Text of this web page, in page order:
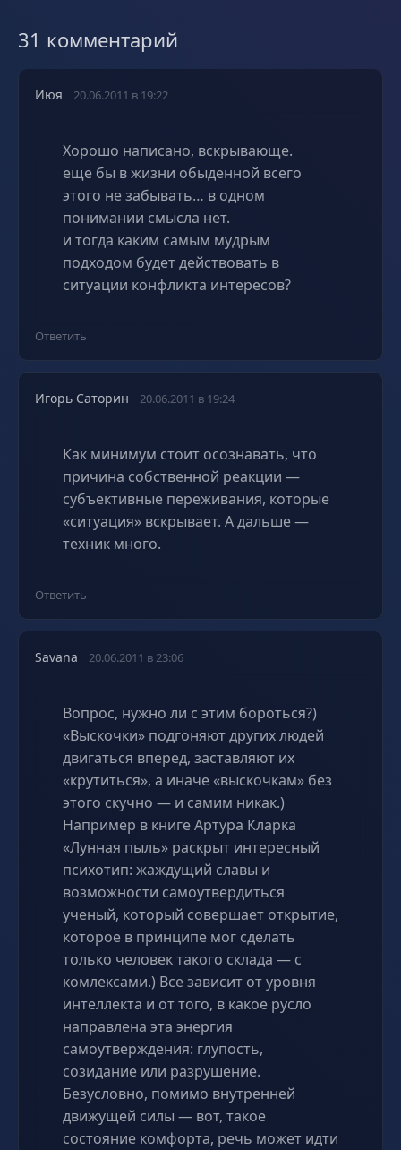
31 комментарий
Июя 20.06.2011 в 19:22
Хорошо написано, вскрывающе.
еще бы в жизни обыденной всего
этого не забывать… в одном
понимании смысла нет.
и тогда каким самым мудрым
подходом будет действовать в
ситуации конфликта интересов?
Ответить
Игорь Саторин 20.06.2011 в 19:24
Как минимум стоит осознавать, что
причина собственной реакции —
субъективные переживания, которые
«ситуация» вскрывает. А дальше —
техник много.
Ответить
Savana 20.06.2011 в 23:06
Вопрос, нужно ли с этим бороться?)
«Выскочки» подгоняют других людей
двигаться вперед, заставляют их
«крутиться», а иначе «выскочкам» без
этого скучно — и самим никак.)
Например в книге Артура Кларка
«Лунная пыль» раскрыт интересный
психотип: жаждущий славы и
возможности самоутвердиться
ученый, который совершает открытие,
которое в принципе мог сделать
только человек такого склада — с
комлексами.) Все зависит от уровня
интеллекта и от того, в какое русло
направлена эта энергия
самоутверждения: глупость,
созидание или разрушение.
Безусловно, помимо внутренней
движущей силы — вот, такое
состояние комфорта, речь может идти